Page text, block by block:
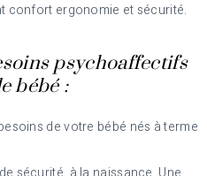
confort ergonomie et sécurité.
psychoaffectifs
bébé :
de votre bébé nés à terme